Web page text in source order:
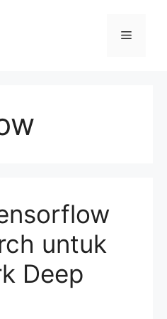
Menu
untuk
Deep